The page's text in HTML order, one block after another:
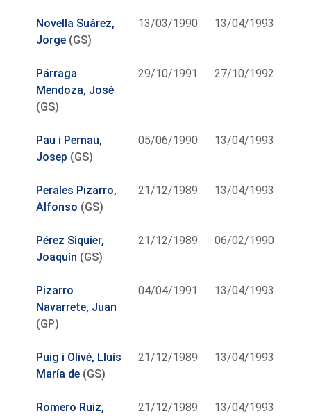
Novella Suárez,
Jorge (GS)
13/03/1990 13/04/1993
Párraga
Mendoza, José
(GS)
29/10/1991 27/10/1992
Pau i Pernau,
Josep (GS)
05/06/1990 13/04/1993
Perales Pizarro,
Alfonso (GS)
21/12/1989 13/04/1993
Pérez Siquier,
Joaquín (GS)
21/12/1989 06/02/1990
Pizarro
Navarrete, Juan
(GP)
04/04/1991 13/04/1993
Puig i Olivé, Lluís
María de (GS)
21/12/1989 13/04/1993
Romero Ruiz,
21/12/1989 13/04/1993